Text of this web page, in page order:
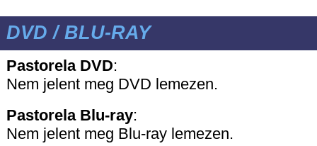
DVD / BLU-RAY
Pastorela DVD:
Nem jelent meg DVD lemezen.
Pastorela Blu-ray:
Nem jelent meg Blu-ray lemezen.